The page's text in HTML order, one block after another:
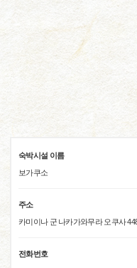
숙박시설 이름
보가쿠소
주소
카미이나 군 나카가와무라 오쿠사
전화번호